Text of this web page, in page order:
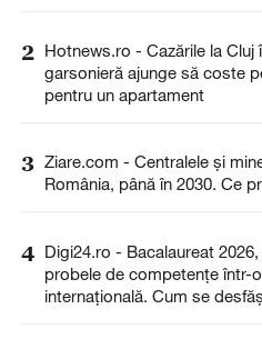
2 Hotnews.ro - Cazările la Cluj
garsonieră ajunge să coste
pentru un apartament
3 Ziare.com - Centralele și
România, până în 2030. Ce
4 Digi24.ro - Bacalaureat
probele de competențe într-
internațională. Cum se